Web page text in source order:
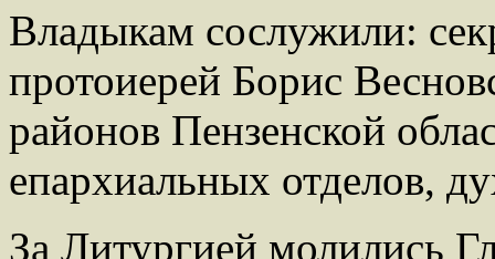
Владыкам сослужили:
протоиерей Борис
районов Пензенской
епархиальных отделов,
За Литургией молились